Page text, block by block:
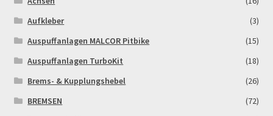
Member Directory
MERCHANDISE
Aufkleber
(3)
Auspuffanlagen MALCOR Pitbike
(15)
Auspuffanlagen TurboKit
(18)
Brems- & Kupplungshebel
(26)
BREMSEN
(72)